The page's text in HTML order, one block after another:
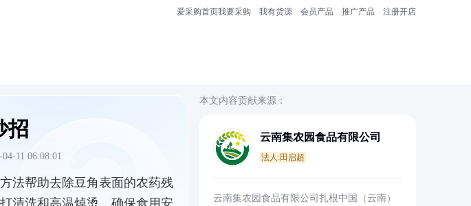
爱采购首页我要采购 我有货源 会员产品 推广产品 注册开店
招
04-11 06:08:01
法帮助去除豆角表面的农药残
清洗和高温焯烫，确保食用安
本文内容贡献来源：
云南集农园食品有限公司
法人:田启超
云南集农园食品有限公司扎根中国（云南）